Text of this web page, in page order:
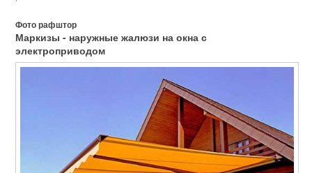
Фото рафштор
Маркизы - наружные жалюзи на окна с
электроприводом